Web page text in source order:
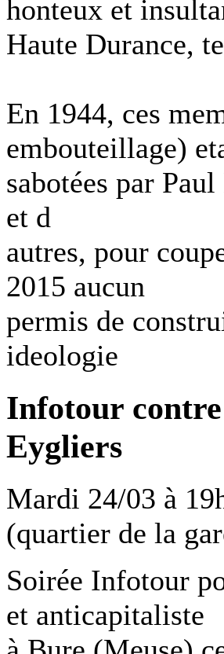
honteux et
Haute Durance,
En 1944, ces
embouteillage)
sabotées par
et d
autres, pour
2015 aucun
permis de
ideologie
Infotour
Eygliers
Mardi 24/03 à
(quartier de la
Soirée Infotour
et anticapitaliste